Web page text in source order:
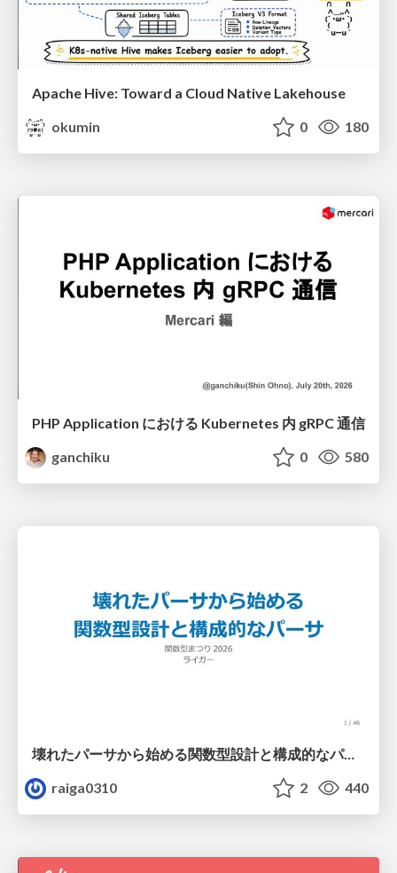
Apache Hive: Toward a Cloud Native Lakehouse
okumin
0 180
PHP Application における Kubernetes 内 gRPC 通信
ganchiku
0 580
壊れたパーサから始める関数型設計と構成的なパーサ #fp_matsuri
raiga0310
2 440